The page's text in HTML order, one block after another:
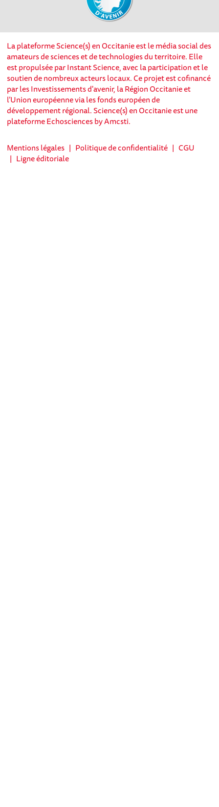
La plateforme Science(s) en Occitanie est le média social des
amateurs de sciences et de technologies du territoire. Elle
est propulsée par Instant Science, avec la participation et le
soutien de nombreux acteurs locaux. Ce projet est cofinancé
par les Investissements d'avenir, la Région Occitanie et
l’Union européenne via les fonds européen de
développement régional. Science(s) en Occitanie est une
plateforme Echosciences by Amcsti.
Mentions légales | Politique de confidentialité | CGU
| Ligne éditoriale